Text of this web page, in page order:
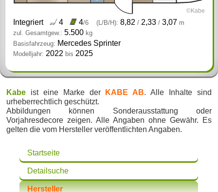
©Kabe
Integriert 4 4/6 (L/B/H): 8,82/ 2,33/ 3,07 m
zul. Gesamtgew.: 5.500 kg
Basisfahrzeug: Mercedes Sprinter
Modelljahr: 2022 bis 2025
Kabeist eine Marke der KABE AB. Alle Inhalte sind
urheberrechtlich geschützt.
Abbildungen können Sonderausstattung oder
Vorjahresdecore zeigen. Alle Angaben ohne Gewähr. Es
gelten die vom Hersteller veröffentlichten Angaben.
Startseite
Detailsuche
Hersteller